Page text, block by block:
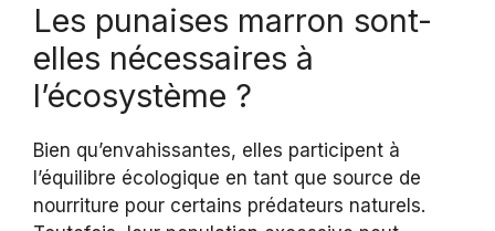
Les punaises marron sont-
elles nécessaires à
l’écosystème ?
Bien qu’envahissantes, elles participent à
l’équilibre écologique en tant que source de
nourriture pour certains prédateurs naturels.